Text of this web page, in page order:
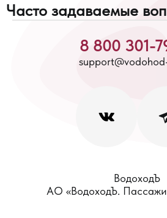
Часто задаваемые
8 800 301-
ВодоходЪ
АО «ВодоходЪ.